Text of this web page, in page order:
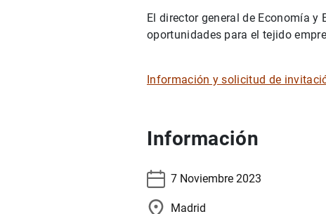
El director general de Economía
oportunidades para el tejido
Información y solicitud de
Información
7 Noviembre 2023
Madrid